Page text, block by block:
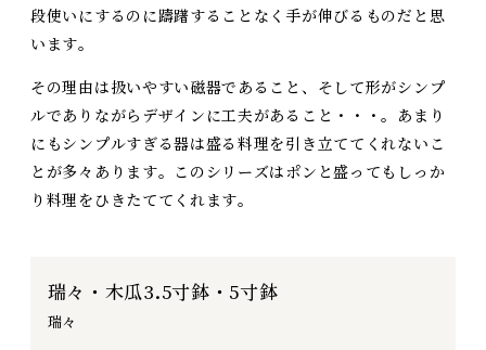
段使いにするのに躊躇することなく手が伸びるものだと思
います。
その理由は扱いやすい磁器であること、そして形がシンプ
ルでありながらデザインに工夫があること・・・。あまり
にもシンプルすぎる器は盛る料理を引き立ててくれないこ
とが多々あります。このシリーズはポンと盛ってもしっか
り料理をひきたててくれます。
瑞々・木瓜3.5寸鉢・5寸鉢
瑞々